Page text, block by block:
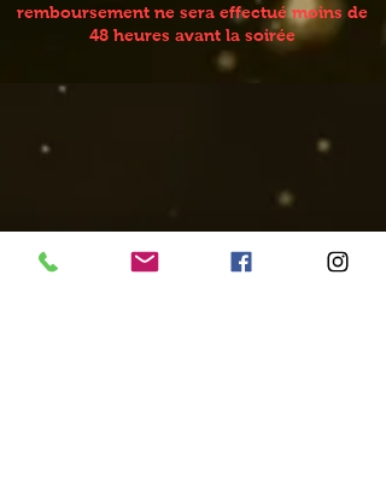
remboursement ne sera effectué moins de
48 heures avant la soirée